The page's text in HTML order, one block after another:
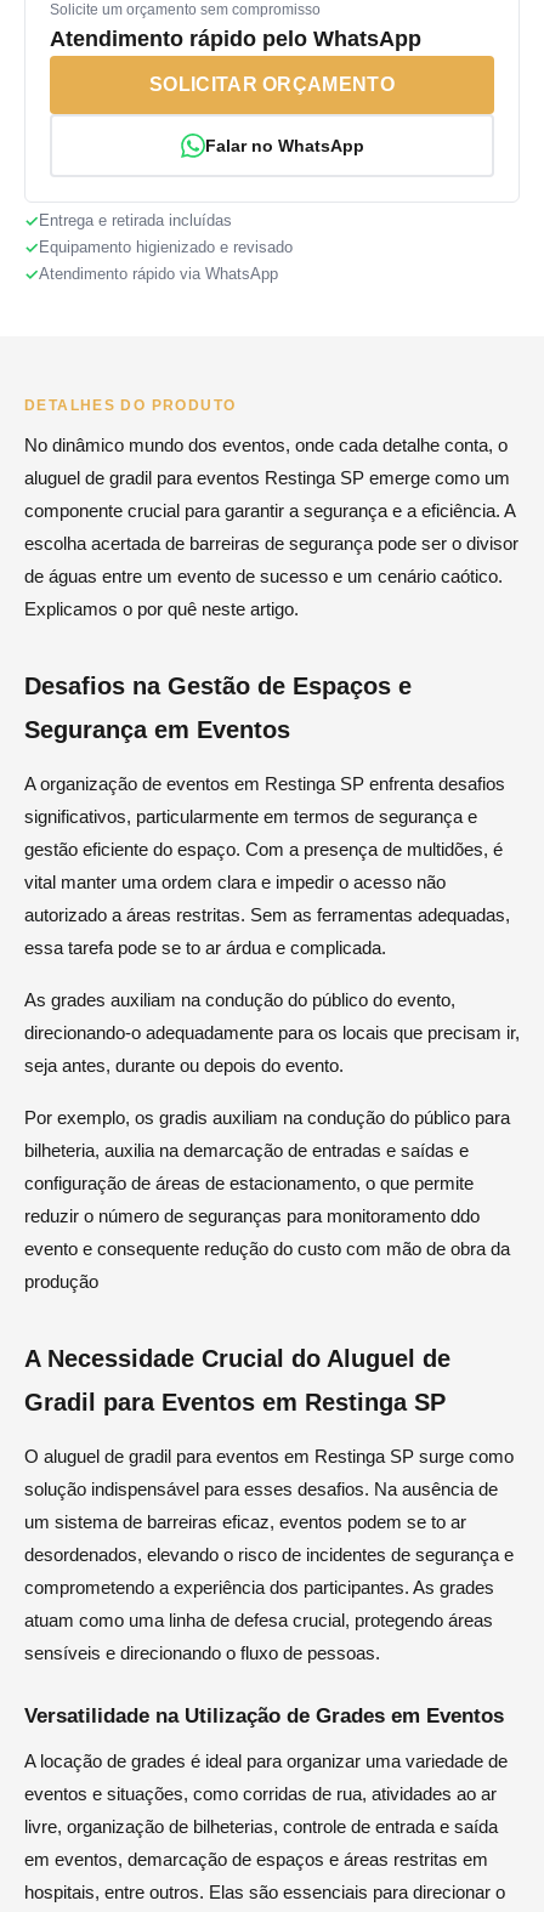
Solicite um orçamento sem compromisso
Atendimento rápido pelo WhatsApp
SOLICITAR ORÇAMENTO
Falar no WhatsApp
Entrega e retirada incluídas
Equipamento higienizado e revisado
Atendimento rápido via WhatsApp
DETALHES DO PRODUTO
No dinâmico mundo dos eventos, onde cada detalhe conta, o
aluguel de gradil para eventos Restinga SP emerge como um
componente crucial para garantir a segurança e a eficiência. A
escolha acertada de barreiras de segurança pode ser o divisor
de águas entre um evento de sucesso e um cenário caótico.
Explicamos o por quê neste artigo.
Desafios na Gestão de Espaços e
Segurança em Eventos
A organização de eventos em Restinga SP enfrenta desafios
significativos, particularmente em termos de segurança e
gestão eficiente do espaço. Com a presença de multidões, é
vital manter uma ordem clara e impedir o acesso não
autorizado a áreas restritas. Sem as ferramentas adequadas,
essa tarefa pode se to ar árdua e complicada.
As grades auxiliam na condução do público do evento,
direcionando-o adequadamente para os locais que precisam ir,
seja antes, durante ou depois do evento.
Por exemplo, os gradis auxiliam na condução do público para
bilheteria, auxilia na demarcação de entradas e saídas e
configuração de áreas de estacionamento, o que permite
reduzir o número de seguranças para monitoramento ddo
evento e consequente redução do custo com mão de obra da
produção
A Necessidade Crucial do Aluguel de
Gradil para Eventos em Restinga SP
O aluguel de gradil para eventos em Restinga SP surge como
solução indispensável para esses desafios. Na ausência de
um sistema de barreiras eficaz, eventos podem se to ar
desordenados, elevando o risco de incidentes de segurança e
comprometendo a experiência dos participantes. As grades
atuam como uma linha de defesa crucial, protegendo áreas
sensíveis e direcionando o fluxo de pessoas.
Versatilidade na Utilização de Grades em Eventos
A locação de grades é ideal para organizar uma variedade de
eventos e situações, como corridas de rua, atividades ao ar
livre, organização de bilheterias, controle de entrada e saída
em eventos, demarcação de espaços e áreas restritas em
hospitais, entre outros. Elas são essenciais para direcionar o